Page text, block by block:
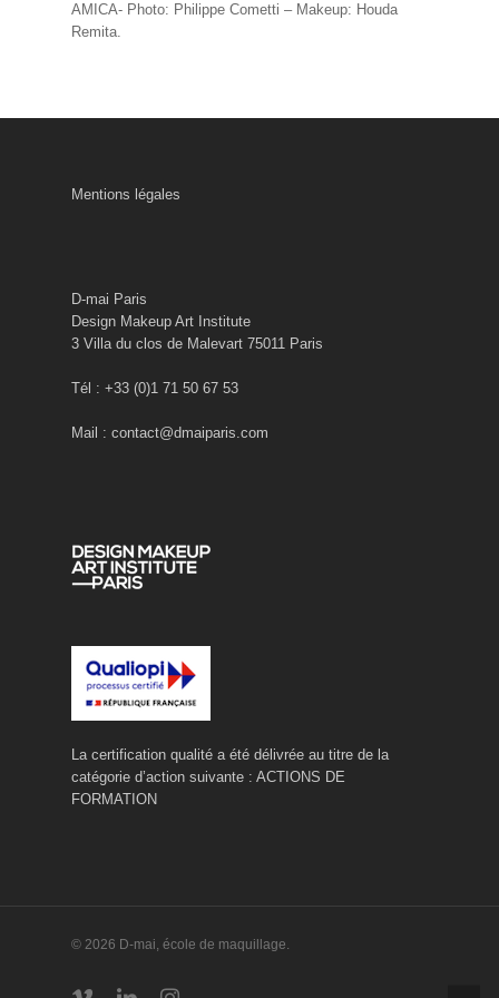
AMICA- Photo: Philippe Cometti – Makeup: Houda
Remita.
Mentions légales
D-mai Paris
Design Makeup Art Institute
3 Villa du clos de Malevart 75011 Paris
Tél : +33 (0)1 71 50 67 53
Mail : contact@dmaiparis.com
La certification qualité a été délivrée au titre de la
catégorie d’action suivante : ACTIONS DE
FORMATION
© 2026 D-mai, école de maquillage.